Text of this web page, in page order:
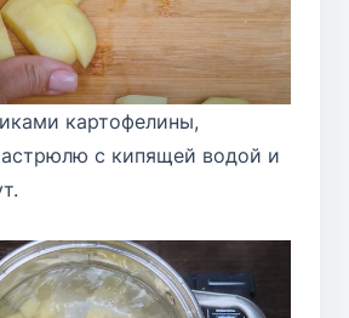
картофелины,
с кипящей водой и